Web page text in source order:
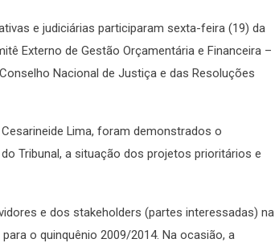
e judiciárias participaram sexta-feira (19) da
Externo de Gestão Orçamentária e Financeira –
Nacional de Justiça e das Resoluções
Lima, foram demonstrados o
Tribunal, a situação dos projetos prioritários e
e dos stakeholders (partes interessadas) na
o quinquênio 2009/2014. Na ocasião, a